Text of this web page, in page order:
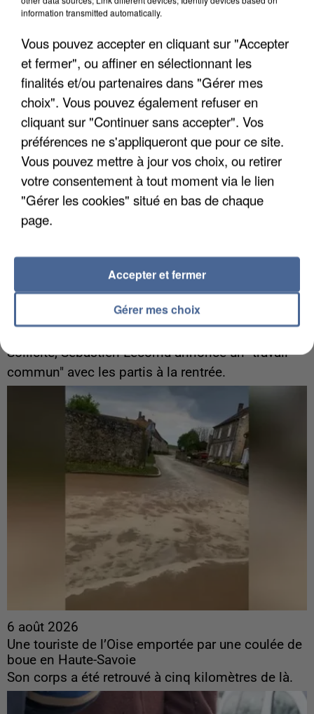
Algérie
quelques jours plus tôt.
Sollicité, Sébastien Lecornu annonce un "travail
commun" avec les partis à la rentrée.
6 août 2026
Une touriste de l’Oise emportée par une coulée de
boue en Haute-Savoie
Son corps a été retrouvé à cinq kilomètres de là.
information transmitted automatically.
Vous pouvez accepter en cliquant sur "Accepter
et fermer", ou affiner en sélectionnant les
finalités et/ou partenaires dans "Gérer mes
choix". Vous pouvez également refuser en
cliquant sur "Continuer sans accepter". Vos
préférences ne s'appliqueront que pour ce site.
Vous pouvez mettre à jour vos choix, ou retirer
votre consentement à tout moment via le lien
"Gérer les cookies" situé en bas de chaque
page.
Gérer mes choix
Accepter et fermer